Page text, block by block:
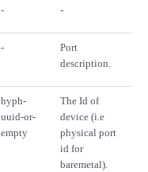
- -
-
Port
description.
hyph-
uuid-or-
empty
The Id of
device (i.e
physical port
id for
baremetal).